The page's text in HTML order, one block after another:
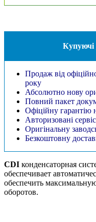
Купуючі
Продаж від
року
Абсолютно нову
Повний пакет
Офіційну гарантію
Авторизовані
Оригінальну
Безкоштовну
CDI конденсаторная
обеспечивает
обеспечить
оборотов.